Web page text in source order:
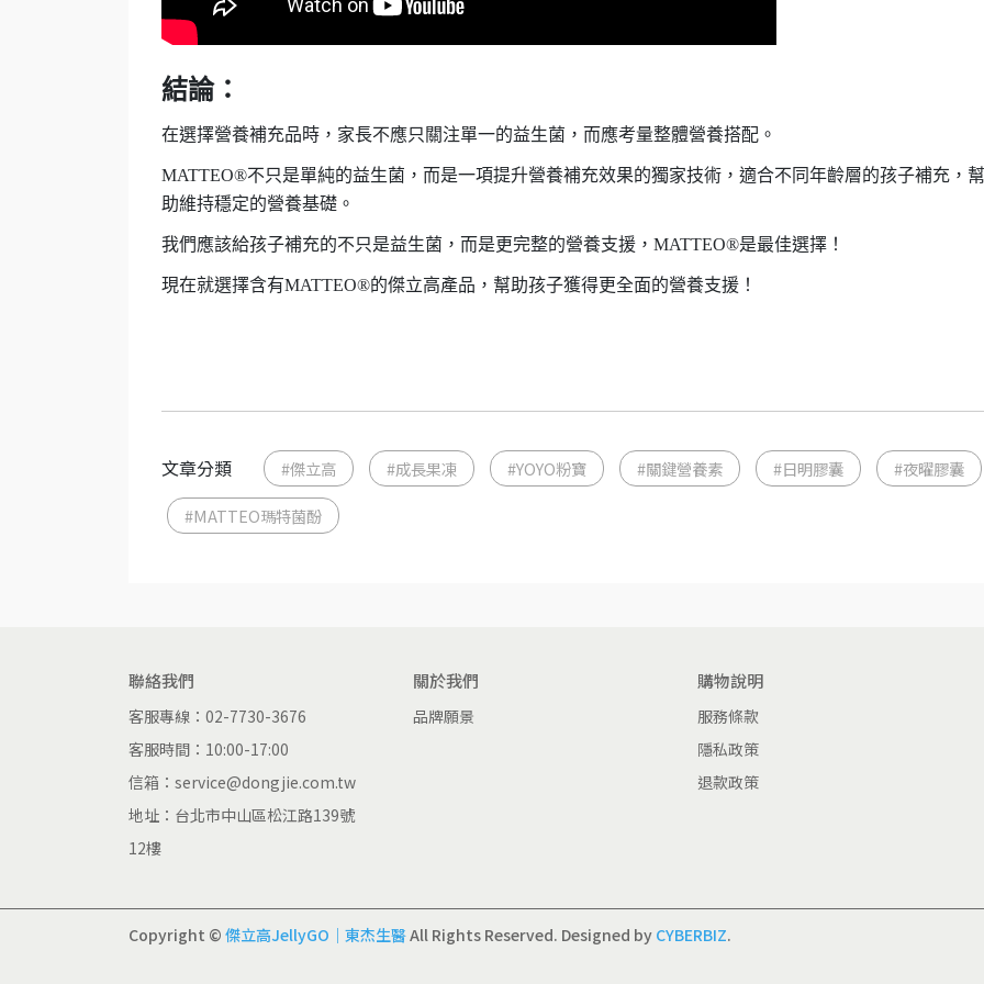
結論：
在選擇營養補充品時，家長不應只關注單一的益生菌，而應考量整體營養搭配。
MATTEO®不只是單純的益生菌，而是一項提升營養補充效果的獨家技術，適合不同年齡層的孩子補充，幫
助維持穩定的營養基礎。
我們應該給孩子補充的不只是益生菌，而是更完整的營養支援， MATTEO®是最佳選擇！
現在就選擇含有MATTEO®的傑立高產品，幫助孩子獲得更全面的營養支援！
文章分類 #傑立高 #成長果凍 #YOYO粉寶 #關鍵營養素 #日明膠囊 #夜曜膠囊
#MATTEO瑪特菌酚
聯絡我們
客服專線：02-7730-3676
客服時間：10:00-17:00
信箱：service@dongjie.com.tw
地址：台北市中山區松江路139號
12樓
關於我們
品牌願景
購物說明
服務條款
隱私政策
退款政策
Copyright © 傑立高JellyGO｜東杰生醫All Rights Reserved. Designed by CYBERBIZ.